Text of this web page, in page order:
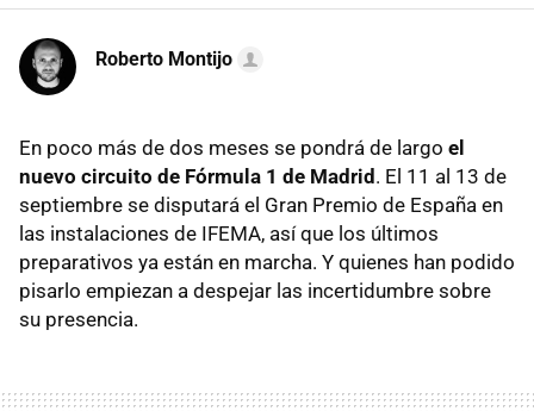
Roberto Montijo
En poco más de dos meses se pondrá de largo el
nuevo circuito de Fórmula 1 de Madrid . El 11 al 13 de
septiembre se disputará el Gran Premio de España en
las instalaciones de IFEMA, así que los últimos
preparativos ya están en marcha. Y quienes han podido
pisarlo empiezan a despejar las incertidumbre sobre
su presencia.